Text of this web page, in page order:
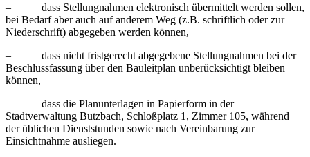
– dass Stellungnahmen elektronisch übermittelt werden sollen,
bei Bedarf aber auch auf anderem Weg (z.B. schriftlich oder zur
Niederschrift) abgegeben werden können,
– dass nicht fristgerecht abgegebene Stellungnahmen bei der
Beschlussfassung über den Bauleitplan unberücksichtigt bleiben
können,
– dass die Planunterlagen in Papierform in der
Stadtverwaltung Butzbach, Schloßplatz 1, Zimmer 105, während
der üblichen Dienststunden sowie nach Vereinbarung zur
Einsichtnahme ausliegen.